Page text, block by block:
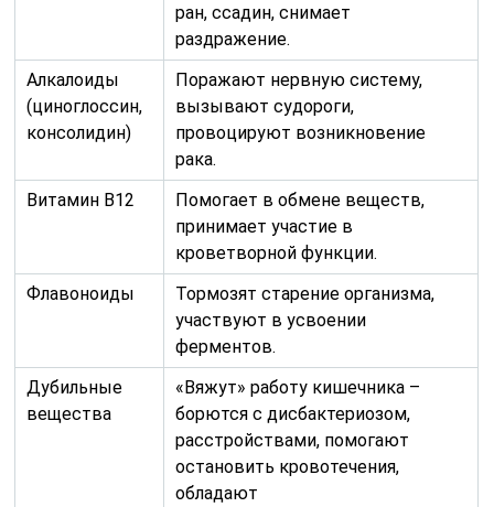
ран, ссадин, снимает
раздражение.
Алкалоиды
(циноглоссин,
консолидин)
Поражают нервную систему,
вызывают судороги,
провоцируют возникновение
рака.
Витамин В12
Помогает в обмене веществ,
принимает участие в
кроветворной функции.
Флавоноиды
Тормозят старение организма,
участвуют в усвоении
ферментов.
Дубильные
вещества
«Вяжут» работу кишечника –
борются с дисбактериозом,
расстройствами, помогают
остановить кровотечения,
обладают